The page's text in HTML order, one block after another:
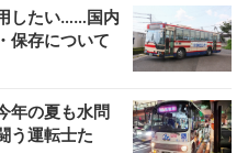
したい……国内
保存について
年の夏も水問
う運転士た